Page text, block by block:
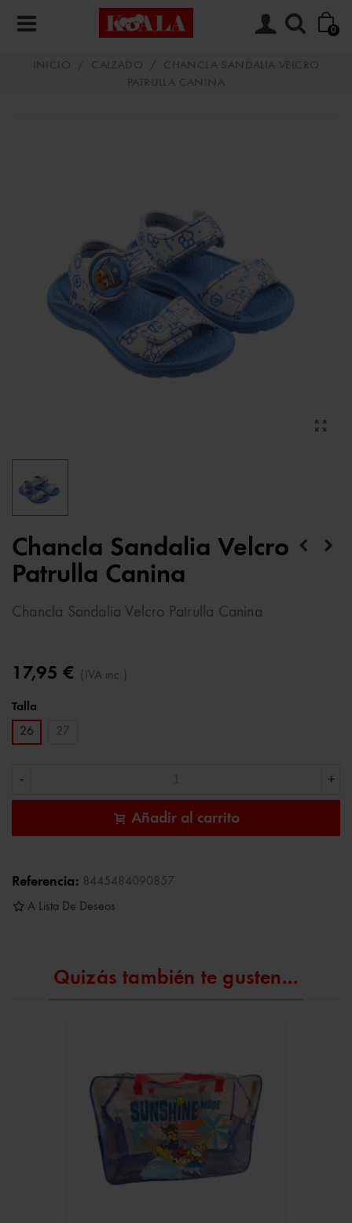
0
INICIO / CALZADO /
CHANCLA SANDALIA VELCRO
PATRULLA CANINA
Chancla Sandalia Velcro
Patrulla Canina
Chancla Sandalia Velcro Patrulla Canina
17,95 € (IVA inc.)
Talla
26
27
- +
Añadir al carrito
Referencia: 8445484090857
A Lista De Deseos
Quizás también te gusten...